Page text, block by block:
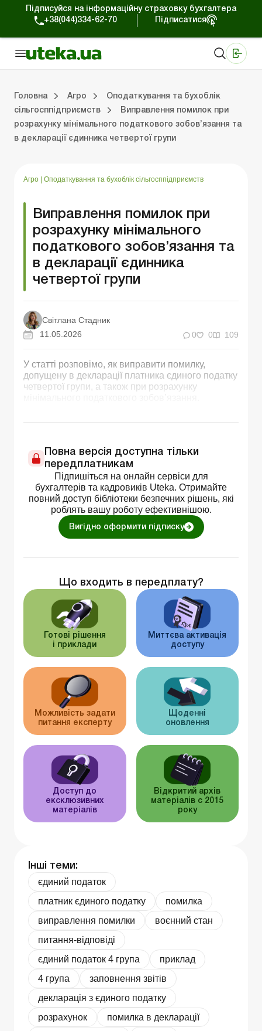
Підписуйся на інформаційну страховку бухгалтера
+38(044)334-62-70
Підписатися
Головна Агро
Оподаткування та бухоблік
сільгосппідприємств
Виправлення помилок при
розрахунку мінімального податкового зобов’язання та
в декларації єдинника четвертої групи
Агро Оподаткування та бухоблік сільгосппідприємств
Виправлення помилок при
розрахунку мінімального
податкового зобов’язання та
в декларації єдинника
четвертої групи
Світлана Стадник
11.05.2026
0 0 109
У статті розповімо, як виправити помилку,
допущену в декларації платника єдиного податку
четвертої групи, а також при розрахунку
Повна версія доступна тільки
передплатникам
Підпишіться на онлайн сервіси для
бухгалтерів та кадровиків Uteka. Отримайте
повний доступ бібліотеки безпечних рішень, які
роблять вашу роботу ефективнішою.
Вигідно оформити підписку
Що входить в передплату?
Готові рішення
і приклади
Миттєва активація
доступу
Можливість задати
питання експерту
Щоденні
оновлення
Доступ до
ексклюзивних
матеріалів
Відкритий архів
матеріалів c 2015
року
Інші теми:
єдиний податок
платник єдиного податку
помилка
виправлення помилки
воєнний стан
питання-відповіді
єдиний податок 4 група
приклад
4 група
заповнення звітів
декларація з єдиного податку
розрахунок
помилка в декларації